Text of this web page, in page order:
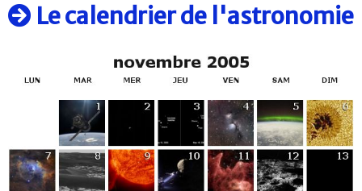
Le calendrier de l'astronomie